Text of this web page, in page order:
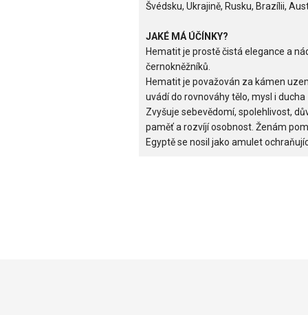
Švédsku, Ukrajině, Rusku, Brazílii,
JAKÉ MÁ ÚČÍNKY?
Hematit je prostě čistá elegance a
černokněžníků.
Hematit je považován za kámen
uvádí do rovnováhy tělo, mysl i
Zvyšuje sebevědomí, spolehlivost,
paměť a rozvíjí osobnost. Ženám
Egyptě se nosil jako amulet